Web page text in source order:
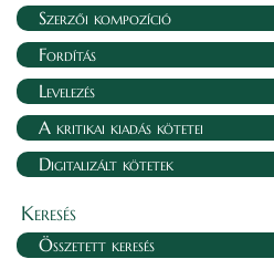
Szerzői kompozíció
Fordítás
Levelezés
A kritikai kiadás kötetei
Digitalizált kötetek
Keresés
Összetett keresés